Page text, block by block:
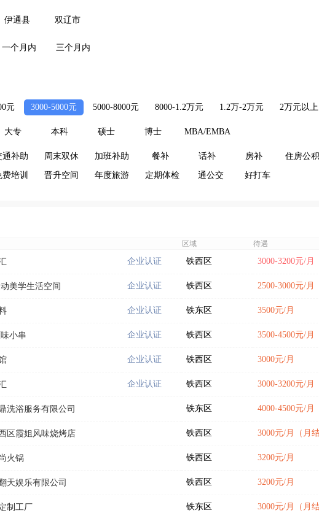
伊通县 双辽市
一个月内
三个月内
元 3000-5000元 5000-8000元 8000-1.2万元 1.2万-2万元 2万元以上
大专 本科 硕士 博士 MBA/EMBA
通补助 周末双休 加班补助 餐补 话补 房补 住房公
费培训 晋升空间 年度旅游 定期体检 通公交 好打车
区域 待遇
企业认证 铁西区 3000-3200元/月
美学生活空间 企业认证 铁西区 2500-3000元/月
企业认证 铁东区 3500元/月
小串 企业认证 铁西区 3500-4500元/月
企业认证 铁西区 3000元/月
企业认证 铁西区 3000-3200元/月
洗浴服务有限公司 铁东区 4000-4500元/月
区霞姐风味烧烤店 铁西区 3000元/月（月结
火锅 铁西区 3200元/月
天娱乐有限公司 铁西区 3200元/月
制工厂 铁东区 3000元/月（月结